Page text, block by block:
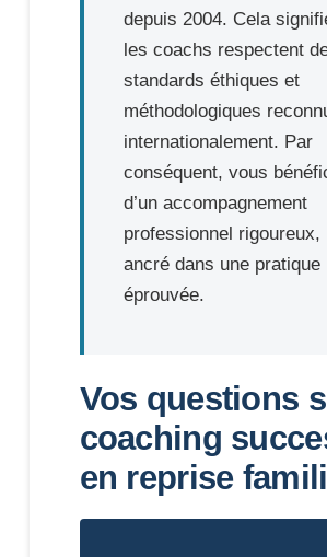
depuis 2004. Cela
les coachs respectent
standards éthiques et
méthodologiques
internationalement. Par
conséquent, vous
d’un accompagnement
professionnel rigoureux,
ancré dans une pratique
éprouvée.
Vos questions
coaching
en reprise